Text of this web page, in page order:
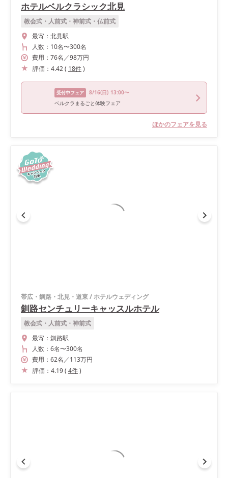
ホテルベルクラシック北見
教会式・人前式・神前式・仏前式
最寄： 北見駅
人数： 10名〜300名
費用： 76名 ／98万円
評価： 4.42( 18件)
受付中フェア 8/16(日) 13:00〜
ベルクラまるごと体験フェア
ほかのフェアを見る
帯広・釧路・北見・道東/ホテルウェディング
釧路センチュリーキャッスルホテル
教会式・人前式・神前式
最寄： 釧路駅
人数： 6名〜300名
費用： 62名 ／113万円
評価： 4.19( 4件)